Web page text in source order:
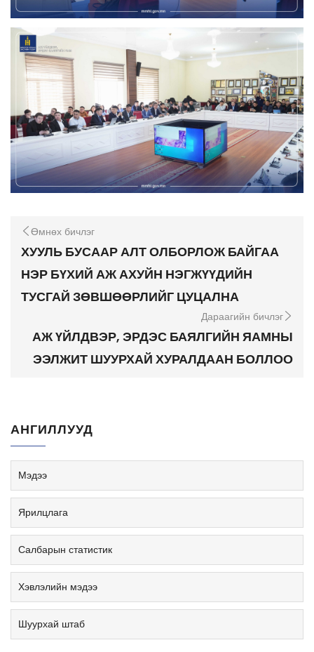
Өмнөх бичлэг
ХУУЛЬ БУСААР АЛТ ОЛБОРЛОЖ БАЙГАА
НЭР БҮХИЙ АЖ АХУЙН НЭГЖҮҮДИЙН
ТУСГАЙ ЗӨВШӨӨРЛИЙГ ЦУЦАЛНА
Дараагийн бичлэг
АЖ ҮЙЛДВЭР, ЭРДЭС БАЯЛГИЙН ЯАМНЫ
ЭЭЛЖИТ ШУУРХАЙ ХУРАЛДААН БОЛЛОО
АНГИЛЛУУД
Мэдээ
Ярилцлага
Салбарын статистик
Хэвлэлийн мэдээ
Шуурхай штаб